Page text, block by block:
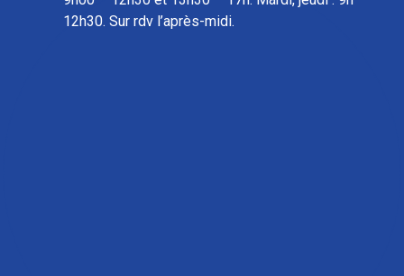
12h30. Sur rdv l’après-midi.